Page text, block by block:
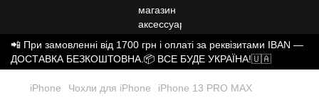
📲 При замовленні від 1700 грн і оплаті за реквізитами IBAN —
ДОСТАВКА БЕЗКОШТОВНА.📦 ВСЕ БУДЕ УКРАЇНА!🇺🇦
iPhone Чохли для iPhone iPhone 13 PRO MAX